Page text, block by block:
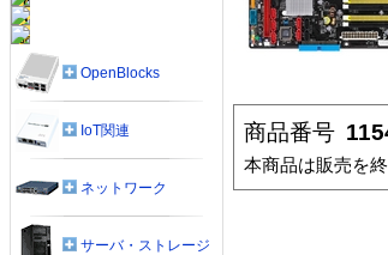
商品番号
本商品は販売を
OpenBlocks
IoT関連
ネットワーク
サーバ・ストレージ